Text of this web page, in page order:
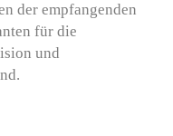
der empfangenden
für die
und